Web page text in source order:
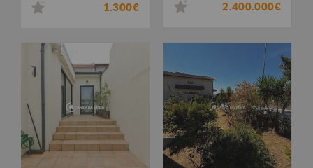
1.300€ 2.400.000€